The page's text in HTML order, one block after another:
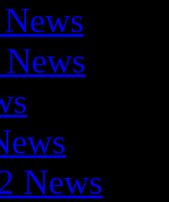
News